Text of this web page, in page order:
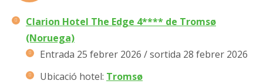
Clarion Hotel The Edge 4**** de Tromsø
(Noruega)
Entrada 25 febrer 2026 / sortida 28 febrer 2026
Ubicació hotel: Tromsø